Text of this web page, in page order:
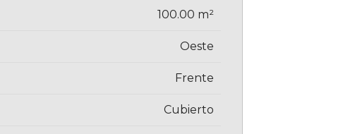
100.00 m²
Oeste
Frente
Cubierto